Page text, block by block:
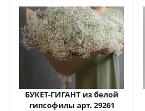
БУКЕТ-ГИГАНТ из белой
гипсофилы арт. 29261